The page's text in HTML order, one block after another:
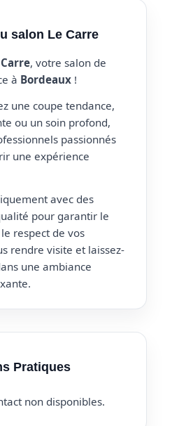
salon Le Carre
, votre salon de
à Bordeaux !
une coupe tendance,
ou un soin profond,
passionnés
une expérience
avec des
pour garantir le
respect de vos
rendre visite et laissez-
une ambiance
Pratiques
non disponibles.